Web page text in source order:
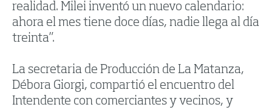
realidad. Milei inventó un nuevo calendario:
ahora el mes tiene doce días, nadie llega al día
treinta”.
La secretaria de Producción de La Matanza,
Débora Giorgi, compartió el encuentro del
Intendente con comerciantes y vecinos, y